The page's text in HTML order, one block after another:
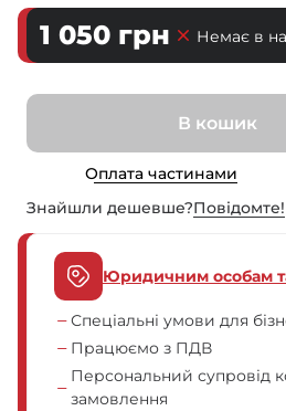
1 050 грн Немає в
В кошик
Оплата частинами
Знайшли дешевше?Повiдомте!
Юридичним особам
Спеціальні умови для
Працюємо з ПДВ
Персональний супровід
замовлення